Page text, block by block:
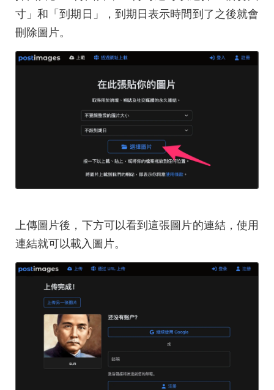
寸」和「到期日」，到期日表示時間到了之後就會
刪除圖片。
上傳圖片後，下方可以看到這張圖片的連結，使用
連結就可以載入圖片。